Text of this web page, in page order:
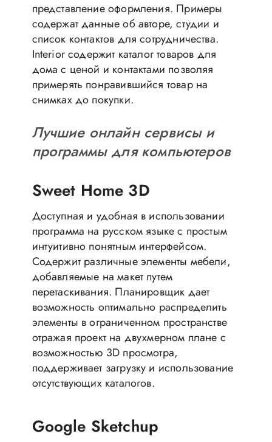
представление оформления. Примеры
содержат данные об авторе, студии и
список контактов для сотрудничества.
Interior содержит каталог товаров для
дома с ценой и контактами позволяя
примерять понравившийся товар на
снимках до покупки.
Лучшие онлайн сервисы и
программы для компьютеров
Sweet Home 3D
Доступная и удобная в использовании
программа на русском языке с простым
интуитивно понятным интерфейсом.
Содержит различные элементы мебели,
добавляемые на макет путем
перетаскивания. Планировщик дает
возможность оптимально распределить
элементы в ограниченном пространстве
отражая проект на двухмерном плане с
возможностью 3D просмотра,
поддерживает загрузку и использование
отсутствующих каталогов.
Google Sketchup